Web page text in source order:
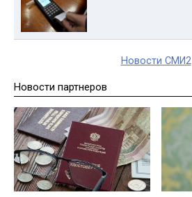
Новости СМИ2
Новости партнеров